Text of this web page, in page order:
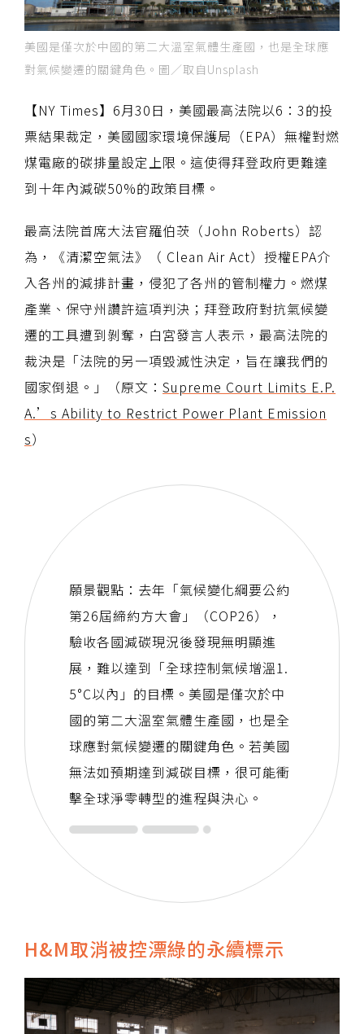
美國是僅次於中國的第二大溫室氣體生產國，也是全球應
對氣候變遷的關鍵角色。圖／取自Unsplash
【NY Times】6月30日，美國最高法院以6：3的投
票結果裁定，美國國家環境保護局（EPA）無權對燃
煤電廠的碳排量設定上限。這使得拜登政府更難達
到十年內減碳50%的政策目標。
最高法院首席大法官羅伯茨（John Roberts）認
為，《清潔空氣法》（ Clean Air Act）授權EPA介
入各州的減排計畫，侵犯了各州的管制權力。燃煤
產業、保守州讚許這項判決；拜登政府對抗氣候變
遷的工具遭到剝奪，白宮發言人表示，最高法院的
裁決是「法院的另一項毀滅性決定，旨在讓我們的
國家倒退。」（原文： Supreme Court Limits E.P.
A.’s Ability to Restrict Power Plant Emission
s）
願景觀點：去年「氣候變化綱要公約
第26屆締約方大會」（COP26），
驗收各國減碳現況後發現無明顯進
展，難以達到「全球控制氣候增溫1.
5°C以內」的目標。美國是僅次於中
國的第二大溫室氣體生產國，也是全
球應對氣候變遷的關鍵角色。若美國
無法如預期達到減碳目標，很可能衝
擊全球淨零轉型的進程與決心。
H&M取消被控漂綠的永續標示